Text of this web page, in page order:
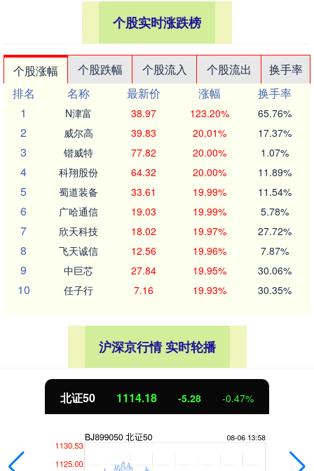
个股实时涨跌榜
个股涨幅 个股跌幅 个股流入 个股流出
换手率
排名
名称 最新价 涨幅
换手率
1
N津富 38.97 123.20% 65.76%
2 威尔高 39.83 20.01% 17.37%
3 锴威特 77.82 20.00% 1.07%
4 科翔股份 64.32 20.00% 11.89%
5 蜀道装备 33.61 19.99% 11.54%
6 广哈通信 19.03 19.99% 5.78%
7 欣天科技 18.02 19.97% 27.72%
8 飞天诚信 12.56 19.96% 7.87%
9 中巨芯 27.84 19.95% 30.06%
10 任子行 7.16 19.93% 30.35%
沪深京行情 实时轮播
北证50 1114.17 -5.29 -0.47%